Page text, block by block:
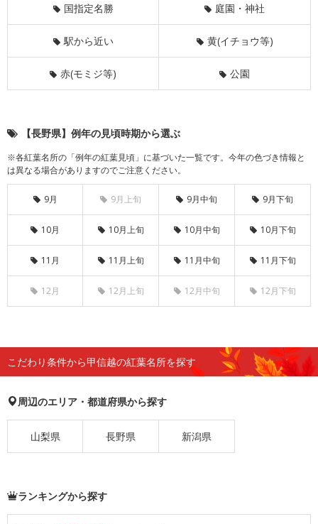
国指定名勝 庭園・神社
駅から近い 黄(イチョウ等)
赤(モミジ等) 公園
【長野県】例年の見頃時期から選ぶ
※各紅葉名所の「例年の紅葉見頃」に基づいた一覧です。今年の色づき情報と
は異なる場合がありますのでご注意ください。
9月 9月上旬 9月中旬 9月下旬
10月 10月上旬 10月中旬 10月下旬
11月 11月上旬 11月中旬 11月下旬
12月 12月上旬 12月中旬 12月下旬
こだわり条件から甲信越の紅葉名所を探す
周辺のエリア・都道府県から探す
山梨県 長野県 新潟県
ランキングから探す